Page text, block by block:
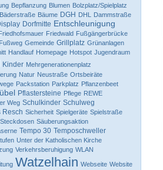
Bepflanzung Blumen Bolzplatz/Spielplatz
Bäderstraße Bäume DGH DHL Dammstraße
Dorfmitte Entschleunigung
Friedwald Fußgängerbrücke
Fußweg Gemeinde Grillplatz Grünanlagen
Handlauf Homepage Hotspot Jugendraum
Kinder Mehrgenerationenplatz
Natur Neustraße Ortsbeiräte
Packstation Parkplatz Pflanzenbeet
Pflastersteine Pflege REWE
Weg Schulkinder Schulweg
Resch Sicherheit Spielgeräte Spielstraße
Steckdosen Säuberungsaktion
Tempo 30 Temposchweller
Unter der Katholischen Kirche
Verkehrsberuhigung WLAN
Watzelhain Webseite Website